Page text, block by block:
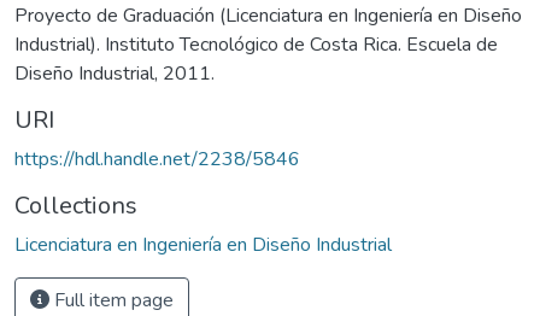
Proyecto de Graduación (Licenciatura en Ingeniería en Diseño
Industrial). Instituto Tecnológico de Costa Rica. Escuela de
Diseño Industrial, 2011.
URI
https://hdl.handle.net/2238/5846
Collections
Licenciatura en Ingeniería en Diseño Industrial
Full item page